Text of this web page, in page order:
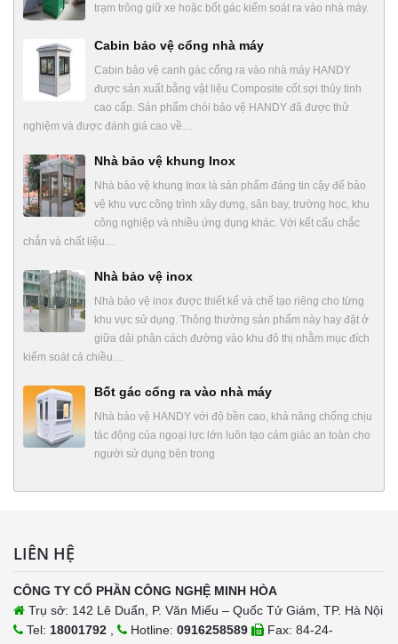
trạm trông giữ xe hoặc bốt gác kiểm soát ra vào nhà máy.
Cabin bảo vệ cổng nhà máy
Cabin bảo vệ canh gác cổng ra vào nhà máy HANDY
được sản xuất bằng vật liệu Composite cốt sợi thủy tinh
cao cấp. Sản phẩm chòi bảo vệ HANDY đã được thử
nghiệm và được đánh giá cao về…
Nhà bảo vệ khung Inox
Nhà bảo vệ khung Inox là sản phẩm đáng tin cậy để bảo
vệ khu vực công trình xây dựng, sân bay, trường học, khu
công nghiệp và nhiều ứng dụng khác. Với kết cấu chắc
chắn và chất liệu…
Nhà bảo vệ inox
Nhà bảo vệ inox được thiết kế và chế tạo riêng cho từng
khu vực sử dụng. Thông thường sản phẩm này hay đặt ở
giữa dải phân cách đường vào khu đô thị nhằm mục đích
kiểm soát cả chiều…
Bốt gác cổng ra vào nhà máy
Nhà bảo vệ HANDY với độ bền cao, khả năng chống chịu
tác động của ngoại lực lớn luôn tạo cảm giác an toàn cho
người sử dụng bên trong
LIÊN HỆ
CÔNG TY CỔ PHẦN CÔNG NGHỆ MINH HÒA
Trụ sở: 142 Lê Duẩn, P. Văn Miếu – Quốc Tử Giám, TP. Hà Nội
Tel: 18001792 Hotline: 0916258589
Fax: 84-24-